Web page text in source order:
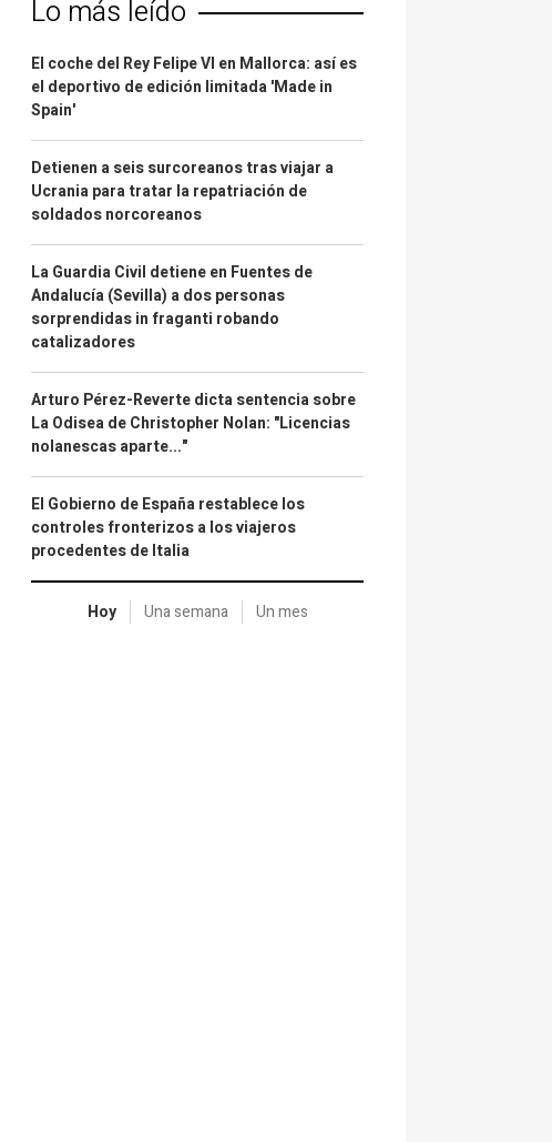
Lo más leído
El coche del Rey Felipe VI en Mallorca: así es
el deportivo de edición limitada 'Made in
Spain'
Detienen a seis surcoreanos tras viajar a
Ucrania para tratar la repatriación de
soldados norcoreanos
La Guardia Civil detiene en Fuentes de
Andalucía (Sevilla) a dos personas
sorprendidas in fraganti robando
catalizadores
Arturo Pérez-Reverte dicta sentencia sobre
La Odisea de Christopher Nolan: "Licencias
nolanescas aparte..."
El Gobierno de España restablece los
controles fronterizos a los viajeros
procedentes de Italia
Hoy Una semana Un mes